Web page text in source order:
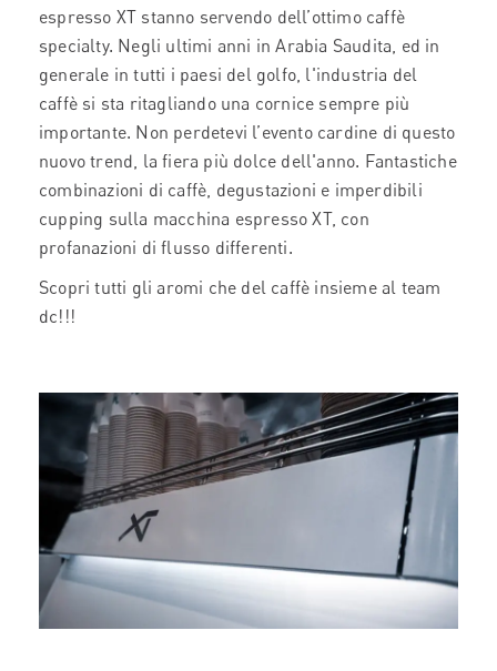
espresso XT stanno servendo dell’ottimo caffè
specialty. Negli ultimi anni in Arabia Saudita, ed in
generale in tutti i paesi del golfo, l'industria del
caffè si sta ritagliando una cornice sempre più
importante. Non perdetevi l’evento cardine di questo
nuovo trend, la fiera più dolce dell'anno. Fantastiche
combinazioni di caffè, degustazioni e imperdibili
cupping sulla macchina espresso XT, con
profanazioni di flusso differenti.
Scopri tutti gli aromi che del caffè insieme al team
dc!!!